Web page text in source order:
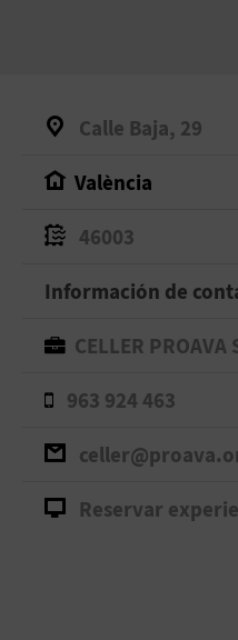
Calle Baja, 29
València
46003
Información de
CELLER PROAVA
963 924 463
Reservar